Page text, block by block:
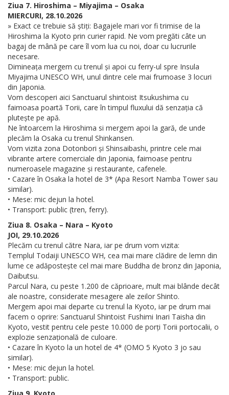
Ziua 7. Hiroshima – Miyajima – Osaka
MIERCURI, 28.10.2026
» Exact ce trebuie să știți: Bagajele mari vor fi trimise de la
Hiroshima la Kyoto prin curier rapid. Ne vom pregăti câte un
bagaj de mână pe care îl vom lua cu noi, doar cu lucrurile
necesare.
Dimineața mergem cu trenul și apoi cu ferry-ul spre Insula
Miyajima UNESCO WH, unul dintre cele mai frumoase 3 locuri
din Japonia.
Vom descoperi aici Sanctuarul shintoist Itsukushima cu
faimoasa poartă Torii, care în timpul fluxului dă senzația că
plutește pe apă.
Ne întoarcem la Hiroshima si mergem apoi la gară, de unde
plecăm la Osaka cu trenul Shinkansen.
Vom vizita zona Dotonbori și Shinsaibashi, printre cele mai
vibrante artere comerciale din Japonia, faimoase pentru
numeroasele magazine și restaurante, cafenele.
• Cazare în Osaka la hotel de 3* (Apa Resort Namba Tower sau
similar).
• Mese: mic dejun la hotel.
• Transport: public (tren, ferry).
Ziua 8. Osaka – Nara – Kyoto
JOI, 29.10.2026
Plecăm cu trenul către Nara, iar pe drum vom vizita:
Templul Todaiji UNESCO WH, cea mai mare clădire de lemn din
lume ce adăpostește cel mai mare Buddha de bronz din Japonia,
Daibutsu.
Parcul Nara, cu peste 1.200 de căprioare, mult mai blânde decât
ale noastre, considerate mesagere ale zeilor Shinto.
Mergem apoi mai departe cu trenul la Kyoto, iar pe drum mai
facem o oprire: Sanctuarul Shintoist Fushimi Inari Taisha din
Kyoto, vestit pentru cele peste 10.000 de porți Torii portocalii, o
explozie senzațională de culoare.
• Cazare în Kyoto la un hotel de 4* (OMO 5 Kyoto 3 jo sau
similar).
• Mese: mic dejun la hotel.
• Transport: public.